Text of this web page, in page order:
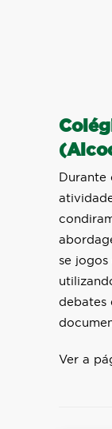
Durante
se jogos
debates
Ver a